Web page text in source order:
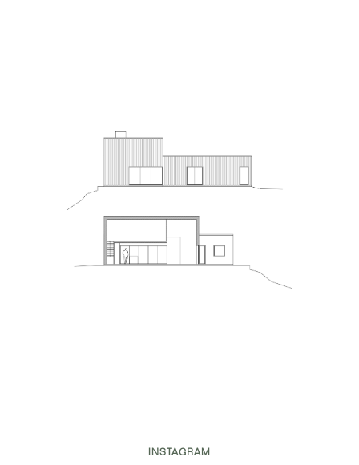
INSTAGRAM